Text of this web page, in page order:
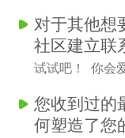
对于其他想
社区建立联
试试吧！ 你会
您收到过的
何塑造了您